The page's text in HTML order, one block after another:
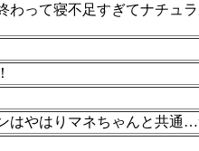
わって寝不足すぎてナチュ
やはりマネちゃんと共通